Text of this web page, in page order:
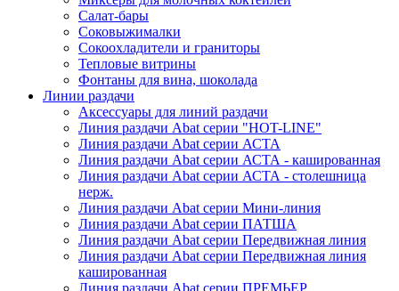
Салат-бары
Соковыжималки
Сокоохладители и граниторы
Тепловые витрины
Фонтаны для вина, шоколада
Линии раздачи
Аксессуары для линий раздачи
Линия раздачи Abat серии "HOT-LINE"
Линия раздачи Abat серии АСТА
Линия раздачи Abat серии АСТА - кашированная
Линия раздачи Abat серии АСТА - столешница
нерж.
Линия раздачи Abat серии Мини-линия
Линия раздачи Abat серии ПАТША
Линия раздачи Abat серии Передвижная линия
Линия раздачи Abat серии Передвижная линия
кашированная
Линия раздачи Abat серии ПРЕМЬЕР